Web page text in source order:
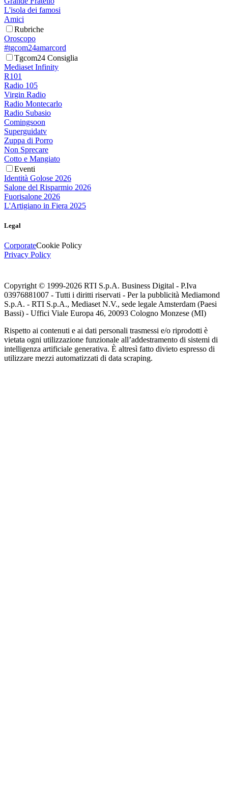
L'isola dei famosi
Amici
Rubriche
Oroscopo
#tgcom24amarcord
Tgcom24 Consiglia
Mediaset Infinity
R101
Radio 105
Virgin Radio
Radio Montecarlo
Radio Subasio
Comingsoon
Superguidatv
Zuppa di Porro
Non Sprecare
Cotto e Mangiato
Eventi
Identità Golose 2026
Salone del Risparmio 2026
Fuorisalone 2026
L'Artigiano in Fiera 2025
Legal
CorporateCookie Policy
Privacy Policy
Copyright © 1999-2026 RTI S.p.A. Business Digital - P.Iva
03976881007 - Tutti i diritti riservati - Per la pubblicità Mediamond
S.p.A. - RTI S.p.A., Mediaset N.V., sede legale Amsterdam (Paesi
Bassi) - Uffici Viale Europa 46, 20093 Cologno Monzese (MI)
Rispetto ai contenuti e ai dati personali trasmessi e/o riprodotti è
vietata ogni utilizzazione funzionale all’addestramento di sistemi di
intelligenza artificiale generativa. È altresì fatto divieto espresso di
utilizzare mezzi automatizzati di data scraping.